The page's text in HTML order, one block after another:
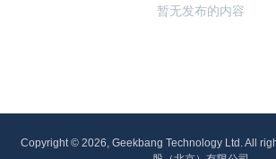
暂无发布的内容
Copyright © 2026, Geekbang Technology Ltd. All